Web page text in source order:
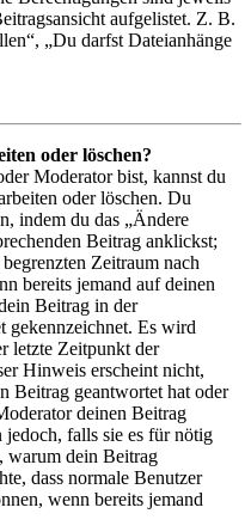
aufgelistet. Z. B.
„Du darfst Dateianhänge
oder löschen?
Moderator bist, kannst du
oder löschen. Du
indem du das „Ändere
Beitrag anklickst;
Zeitraum nach
bereits jemand auf deinen
Beitrag in der
gekennzeichnet. Es wird
letzte Zeitpunkt der
Hinweis erscheint nicht,
Beitrag geantwortet hat oder
deinen Beitrag
jedoch, falls sie es für nötig
warum dein Beitrag
dass normale Benutzer
wenn bereits jemand